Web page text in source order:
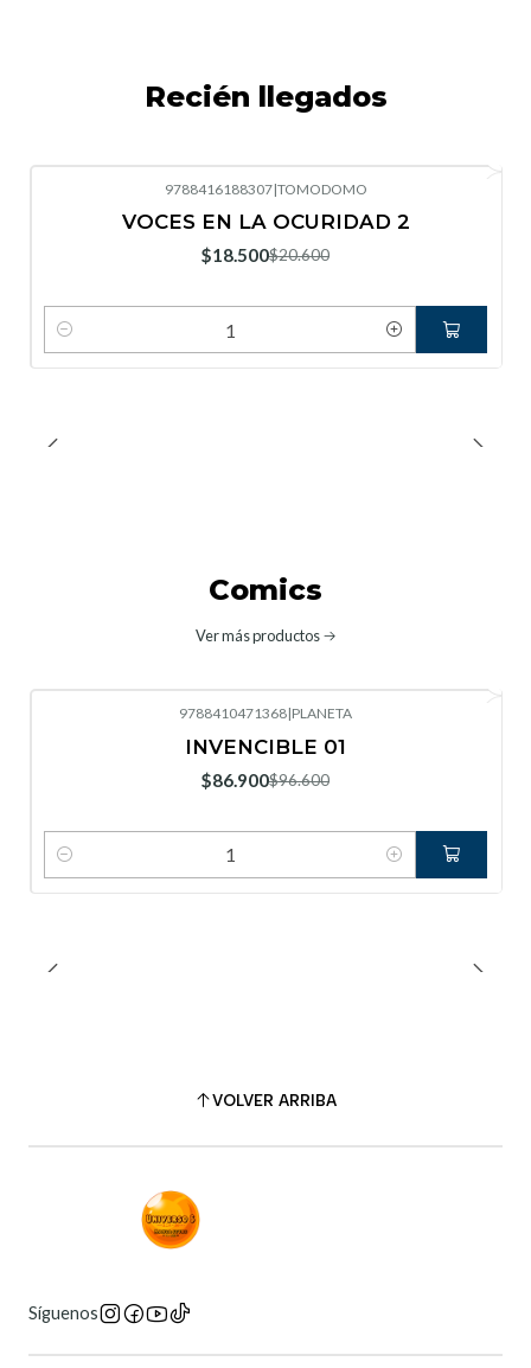
Recién llegados
9788416188307|TOMODOMO
VOCES EN LA OCURIDAD 2
$18.500$20.600
Cantidad
Comics
Ver más productos
9788410471368|PLANETA
INVENCIBLE 01
$86.900$96.600
Cantidad
VOLVER ARRIBA
Síguenos